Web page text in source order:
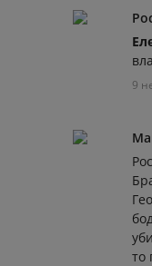
9
то